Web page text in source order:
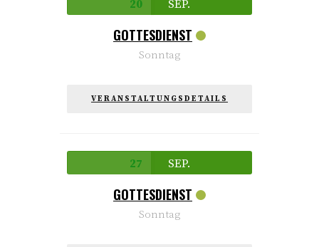
20 SEP.
GOTTESDIENST
Sonntag
VERANSTALTUNGSDETAILS
27 SEP.
GOTTESDIENST
Sonntag